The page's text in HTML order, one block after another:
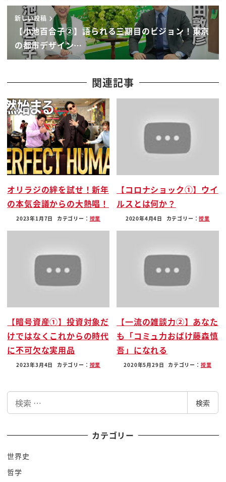
から結婚して子育てしたいわという方々に
は励みになったり希望になってるかなと
思います 街中に来ますと 百合子って
言われるのは大体若い人たちから あそうな
んですか 呼び捨てなんですか 呼び捨てなん
ですよ 子供にまで ちっちゃい子供に あ
百合子だって じゃあそれぐらい愛されてるん
ですね 喜ばれていると思います なるほど
018サポートは0歳から18歳まで
要はこのコンセプトは切れ目がな
いっていうことですね 切れ目がない 年齢
のですか 年齢の切れ目 18歳 18歳今
成人ですから そこまでずっと社会 東京都
がサポートしてますよ という
メッセージが毎月送られると 支援して
ますよですね 金額が送られるんですね それから
出産の際の
カタログから選ぶっていうこの方式を 国が
今横引きしてやっていると ですから
いろんな例を東京都の方で作って
そういう流れがありますね
じゃあむしろ国に対してリードして
いく 私もちろん国会議員だったので
そればっかり その部分やってたん
埒があかなかったんですか 省庁がいっぱい
ありすぎて みんな例えば内閣府
子育て云々とかですね 厚労省でも
その男女共同なんとかとか これはそうか
ですか 経産省が言ってみれば
雇用の 雇用労働省か とにかくみんな
新しい投稿
【小池百合子②】語られる三期目のビジョン！東京
の都市デザイン…
関連記事
オリラジの絆を試せ！新年
の本気会議からの大熱唱！
2023年1月7日 カテゴリー： 授業
【コロナショック①】ウイ
ルスとは何か？
2020年4月4日 カテゴリー：授業
【暗号資産①】投資対象だ
けではなくこれからの時代
に不可欠な実用品
2023年3月4日 カテゴリー： 授業
【一流の雑談力②】あなた
も「コミュ力おばけ藤森慎
吾」になれる
2020年5月29日 カテゴリー： 授業
索
検索
カテゴリー
世界史
哲学